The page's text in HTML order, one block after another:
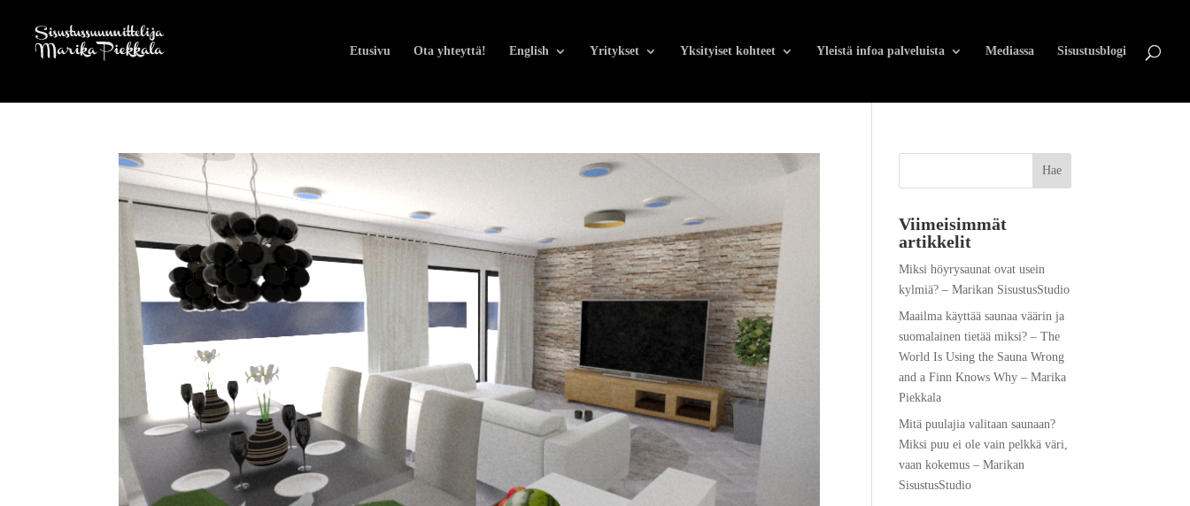
Etusivu Ota yhteyttä! English Yritykset Yksityiset kohteet Yleistä infoa palveluista Mediassa Sisustusblogi
Viimeisimmät
artikkelit
Miksi höyrysaunat ovat usein
kylmiä? – Marikan SisustusStudio
Maailma käyttää saunaa väärin ja
suomalainen tietää miksi? – The
World Is Using the Sauna Wrong
and a Finn Knows Why – Marika
Piekkala
Mitä puulajia valitaan saunaan?
Miksi puu ei ole vain pelkkä väri,
vaan kokemus – Marikan
SisustusStudio